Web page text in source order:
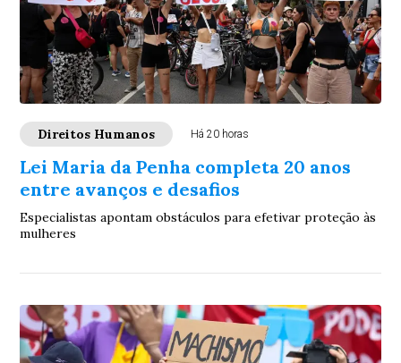
Direitos Humanos Há 20 horas
Lei Maria da Penha completa 20 anos
entre avanços e desafios
Especialistas apontam obstáculos para efetivar proteção às
mulheres